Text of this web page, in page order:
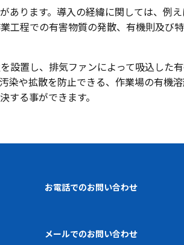
ります。導入の経緯に関しては、例
工程での有害物質の発散、有機則及び
置し、排気ファンによって吸込した
や拡散を防止できる、作業場の有機
る事ができます。
お電話でのお問い合わせ
メールでのお問い合わせ